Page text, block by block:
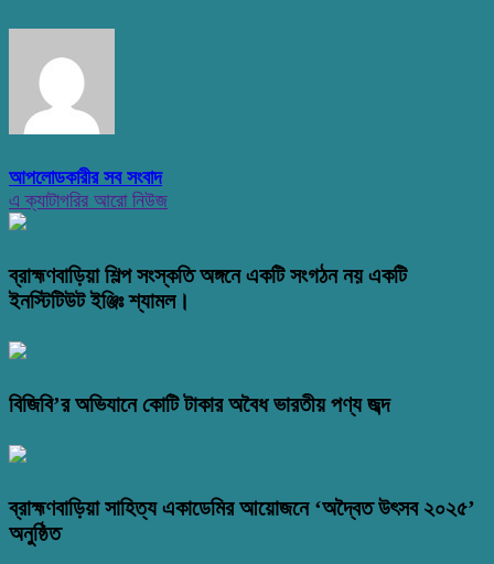
আপলোডকারীর সব সংবাদ
এ ক্যাটাগরির আরো নিউজ
ব্রাহ্মণবাড়িয়া শিল্প সংস্কতি অঙ্গনে একটি সংগঠন নয় একটি
ইনস্টিটিউট ইঞ্জিঃ শ্যামল।
বিজিবি’র অভিযানে কোটি টাকার অবৈধ ভারতীয় পণ্য জব্দ
ব্রাহ্মণবাড়িয়া সাহিত্য একাডেমির আয়োজনে ‘অদ্বৈত উৎসব ২০২৫’
অনুষ্ঠিত